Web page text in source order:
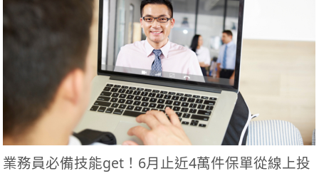
業務員必備技能get！6月止近4萬件保單從線上投